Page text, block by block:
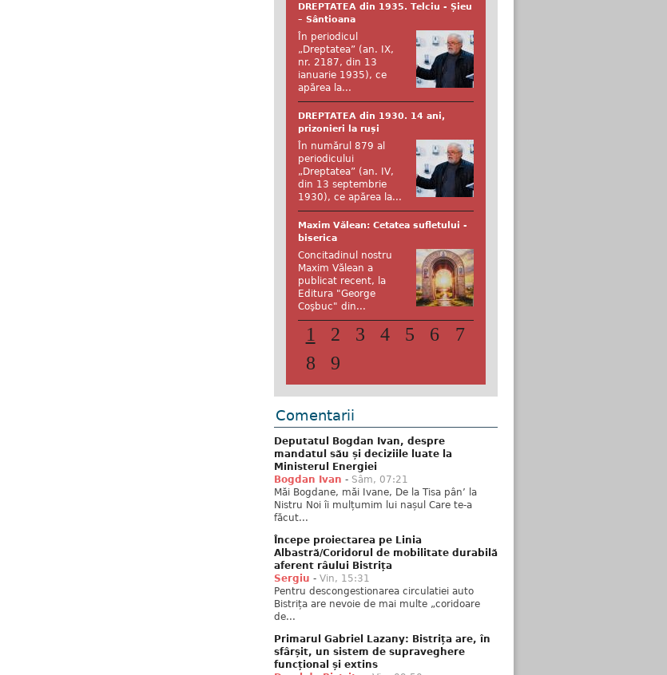
DREPTATEA din 1935. Telciu - Șieu
– Sântioana
În periodicul
„Dreptatea” (an. IX,
nr. 2187, din 13
ianuarie 1935), ce
apărea la...
DREPTATEA din 1930. 14 ani,
prizonieri la ruși
În numărul 879 al
periodicului
„Dreptatea” (an. IV,
din 13 septembrie
1930), ce apărea la...
Maxim Vălean: Cetatea sufletului -
biserica
Concitadinul nostru
Maxim Vălean a
publicat recent, la
Editura "George
Coşbuc" din...
1 2 3 4 5 6
7
8
9
Comentarii
Deputatul Bogdan Ivan, despre
mandatul său și deciziile luate la
Ministerul Energiei
Bogdan Ivan - Sâm, 07:21
Măi Bogdane, măi Ivane, De la Tisa pân’ la
Nistru Noi îi mulțumim lui nașul Care te-a
făcut...
Începe proiectarea pe Linia
Albastră/Coridorul de mobilitate durabilă
aferent râului Bistrița
Sergiu - Vin, 15:31
Pentru descongestionarea circulatiei auto
Bistrița are nevoie de mai multe „coridoare
de...
Primarul Gabriel Lazany: Bistrița are, în
sfârșit, un sistem de supraveghere
funcțional și extins